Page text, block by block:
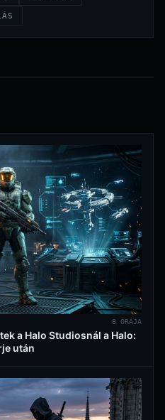
8 ÓRÁJA
a Halo Studiosnál a Halo:
után